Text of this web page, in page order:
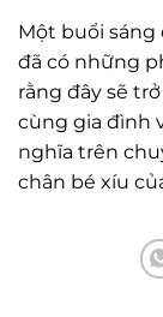
Một buổi sáng
đã có những
rằng đây sẽ
cùng gia đình
nghĩa trên
chân bé xíu